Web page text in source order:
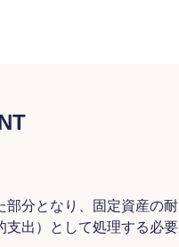
部分となり、固定資産の
出）として処理する必要